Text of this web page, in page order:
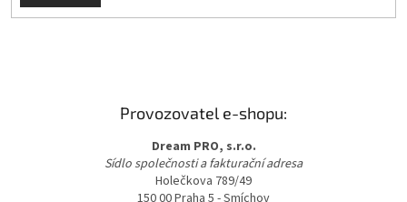
Provozovatel e-shopu:
Dream PRO, s.r.o.
Sídlo společnosti a fakturační adresa
Holečkova 789/49
150 00 Praha 5 - Smíchov